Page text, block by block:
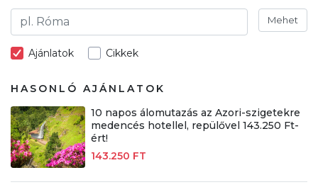
Mehet
Ajánlatok Cikkek
HASONLÓ AJÁNLATOK
10 napos álomutazás az Azori-szigetekre
medencés hotellel, repülővel 143.250 Ft-
ért!
143.250 FT